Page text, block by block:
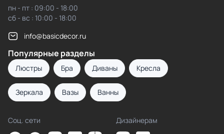
пн - пт : 09:00 - 18:00
сб - вс : 10:00 - 18:00
info@basicdecor.ru
Популярные разделы
Люстры Бра Диваны Кресла
Зеркала Вазы Ванны
Соц. сети Дизайнерам